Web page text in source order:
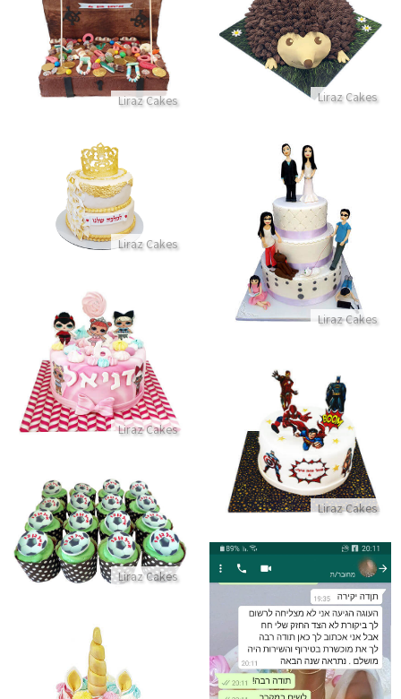
Liraz Cakes
עוגת פיראטים תיבת אוצר
התקשר/י
Liraz Cakes
עוגת חיות קיפוד תלת מימד
התקשר/י
Liraz Cakes
עוגת חתונה מבצק סוכר
התקשר/י
Liraz Cakes
עוגה לאמא המלכה של הבית
התקשר/י
Liraz Cakes
עוגת לול עם נשיקות LOL
התקשר/י
Liraz Cakes
עוגת גיבורי על
התקשר/י
Liraz Cakes
קאפקייקס כדורגל
התקשר/י
ביקורות מלקוחות לשירות מושלם
התקשר/י
עוגת יום הולדת בעיצוב חד קרן